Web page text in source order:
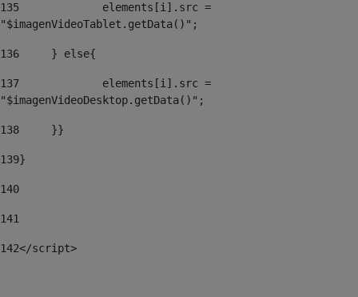
135
"$imagenVideoTablet.getData()";
136
	} else{
137
"$imagenVideoDesktop.getData()";
138
	}}
139}
140
141
142</script>